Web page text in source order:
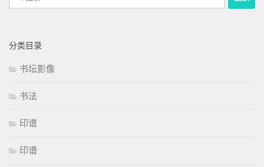
索：
分类目录
书坛影像
书法
印谱
印谱